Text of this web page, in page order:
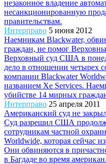
незаконное владение
несанкционированную
правительствам.
Интерправо 5 июня 2012
Наемникам Blackwater,
граждан, не помог
Верховный суд США в
дело в отношении четырех
компании Blackwater
названием Xe Services.
убийстве 14 мирных
Интерправо 25 апреля 2011
Американский суд не
Суд разрешил США
сотрудникам частной
Worldwide, которая сейчас
Они обвиняются в
в Багдаде во время